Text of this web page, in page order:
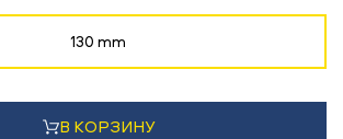
130 mm
В КОРЗИНУ